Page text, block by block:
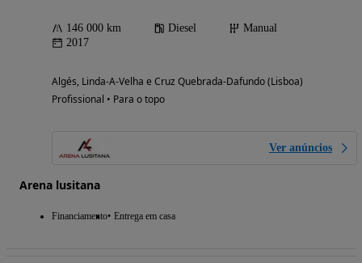
146 000 km Diesel
Manual
2017
Algés, Linda-A-Velha e Cruz Quebrada-Dafundo (Lisboa)
Profissional • Para o topo
Ver anúncios
Arena lusitana
Financiamento Entrega em casa